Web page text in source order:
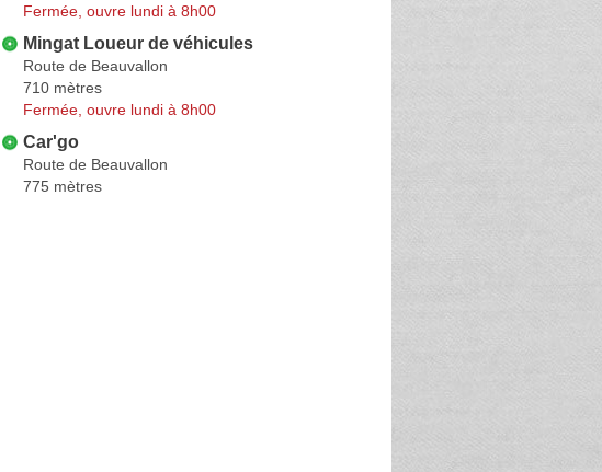
Fermée, ouvre lundi à 8h00
Mingat Loueur de véhicules
Route de Beauvallon
710 mètres
Fermée, ouvre lundi à 8h00
Car'go
Route de Beauvallon
775 mètres